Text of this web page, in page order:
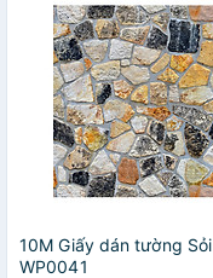
10M Giấy dán tường Sỏi
WP0041